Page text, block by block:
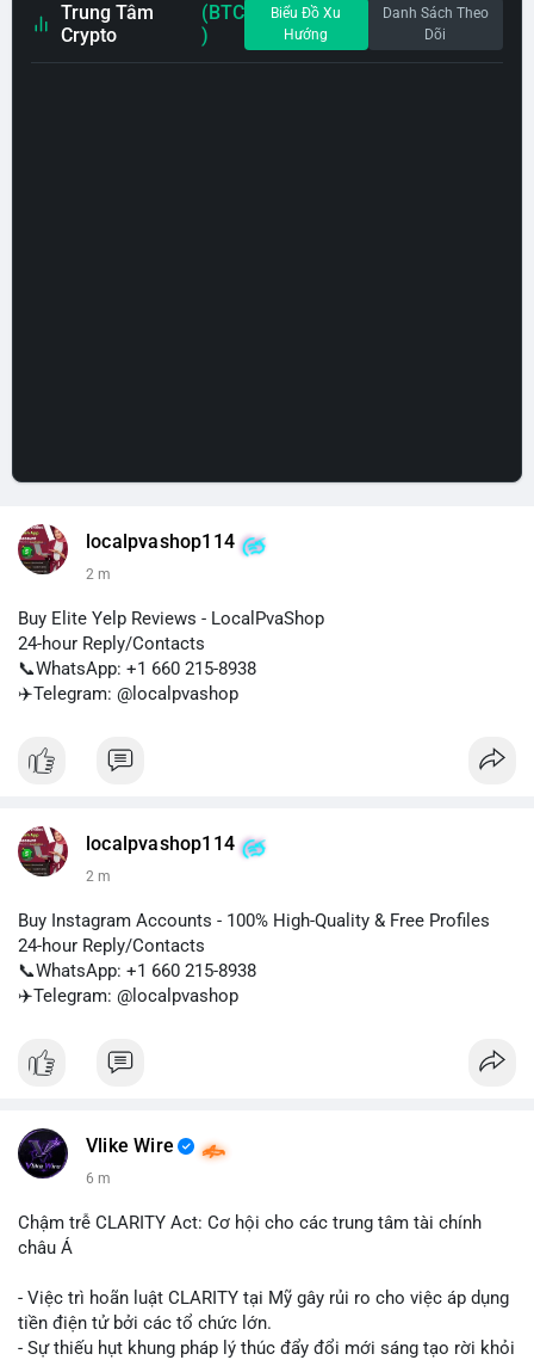
Trung Tâm
Crypto
(BTC
)
Biểu Đồ Xu
Hướng
Danh Sách Theo
Dõi
localpvashop114
2 m
Buy Elite Yelp Reviews - LocalPvaShop
24-hour Reply/Contacts
📞WhatsApp: +1 660 215-8938
✈️Telegram: @localpvashop
localpvashop114
2 m
Buy Instagram Accounts - 100% High-Quality & Free Profiles
24-hour Reply/Contacts
📞WhatsApp: +1 660 215-8938
✈️Telegram: @localpvashop
Vlike Wire
6 m
Chậm trễ CLARITY Act: Cơ hội cho các trung tâm tài chính
châu Á
- Việc trì hoãn luật CLARITY tại Mỹ gây rủi ro cho việc áp dụng
tiền điện tử bởi các tổ chức lớn.
- Sự thiếu hụt khung pháp lý thúc đẩy đổi mới sáng tạo rời khỏi